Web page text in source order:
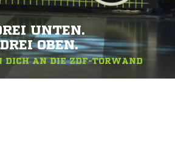
UNTEN.
DREI OBEN.
DICH AN DIE ZDF-TORWAND